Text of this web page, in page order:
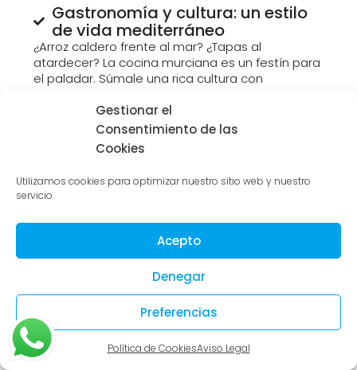
Gestionar el
Consentimiento de las
Cookies
Utilizamos cookies para optimizar nuestro sitio web y nuestro
servicio.
Acepto
Denegar
Preferencias
Política de CookiesAviso Legal
Gastronomía y cultura: un estilo
de vida mediterráneo
¿Arroz caldero frente al mar? ¿Tapas al
atardecer? La cocina murciana es un festín para
el paladar. Súmale una rica cultura con
experiencia completa.
Venta de casas en Murcia:
descubre nuestras
propiedades exclusivas
Murcia tiene opciones para todos los gustos, pero
nuestras propiedades son únicas. No estamos